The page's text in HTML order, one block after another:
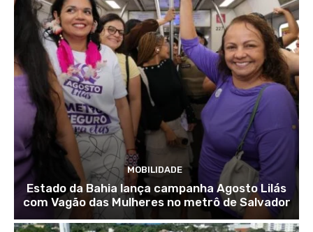
MOBILIDADE
Estado da Bahia lança campanha Agosto Lilás
com Vagão das Mulheres no metrô de Salvador